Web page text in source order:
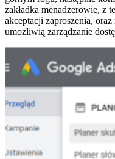
zakładka menadżerowie, z
akceptacji zaproszenia,
umożliwią zarządzanie